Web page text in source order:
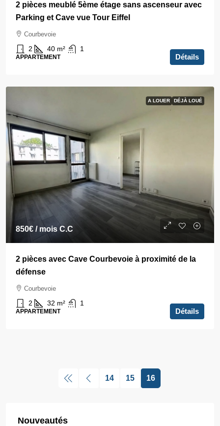
2 pièces meublé 5ème étage sans ascenseur avec
Parking et Cave vue Tour Eiffel
Courbevoie
2 40 m² 1
APPARTEMENT Détails
A LOUER DÉJÀ LOUÉ
850€ / mois C.C
2 pièces avec Cave Courbevoie à proximité de la
défense
Courbevoie
2 32 m² 1
APPARTEMENT Détails
14 15 16
Nouveautés